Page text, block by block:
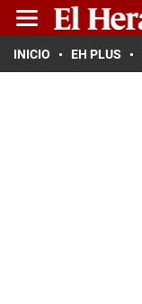
INICIO EH PLUS